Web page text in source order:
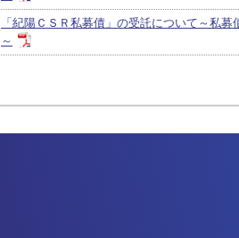
「紀陽ＣＳＲ私募債」の受託について～私
～